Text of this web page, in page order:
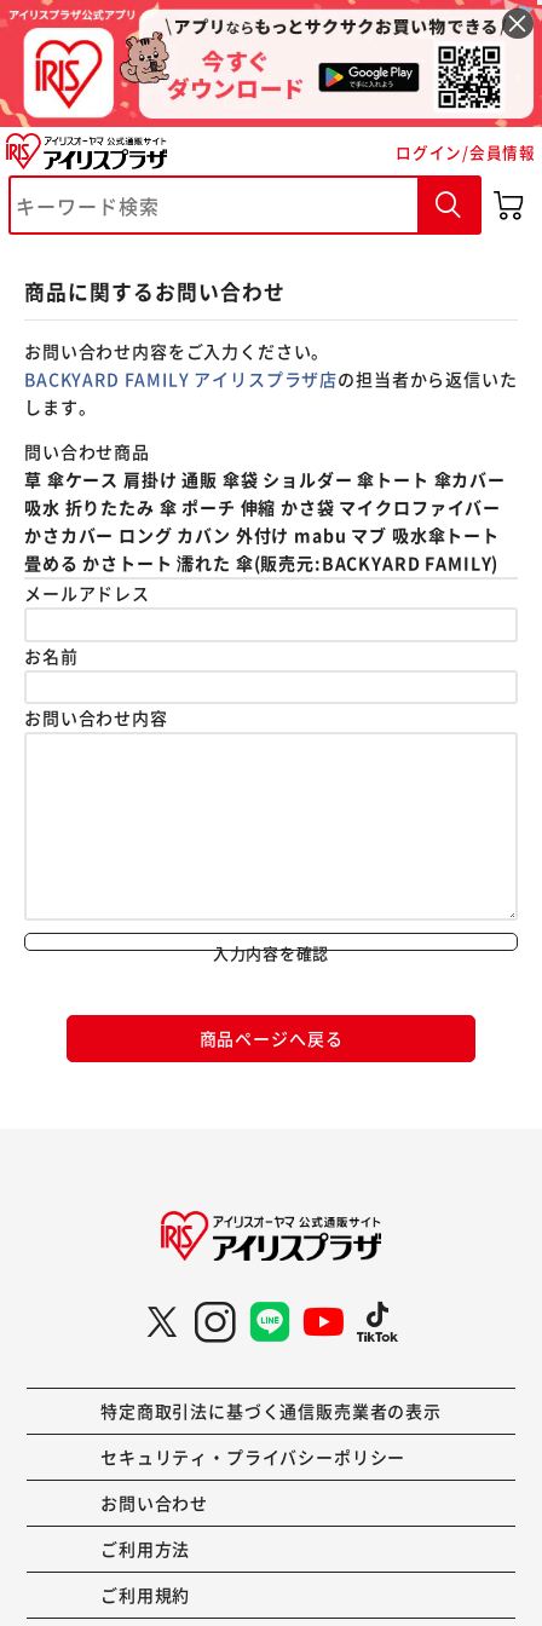
ログイン/会員情報
商品に関するお問い合わせ
お問い合わせ内容をご入力ください。
BACKYARD FAMILY アイリスプラザ店の担当者から返信いた
します。
問い合わせ商品
草 傘ケース 肩掛け 通販 傘袋 ショルダー 傘トート 傘カバー
吸水 折りたたみ 傘 ポーチ 伸縮 かさ袋 マイクロファイバー
かさカバー ロング カバン 外付け mabu マブ 吸水傘トート
畳める かさトート 濡れた 傘(販売元:BACKYARD FAMILY)
メールアドレス
お名前
お問い合わせ内容
入力内容を確認
商品ページへ戻る
特定商取引法に基づく通信販売業者の表示
セキュリティ・プライバシーポリシー
お問い合わせ
ご利用方法
ご利用規約
※ご確認ください
カートに入れる